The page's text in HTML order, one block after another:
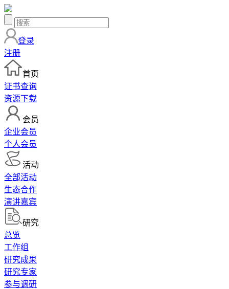
登录
注册
首页
证书查询
资源下载
会员
企业会员
个人会员
活动
全部活动
生态合作
演讲嘉宾
研究
总览
工作组
研究成果
研究专家
参与调研